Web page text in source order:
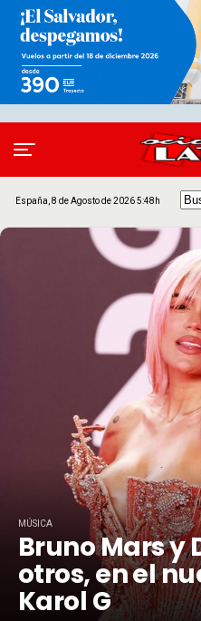
España, 8 de Agosto de 2026 5:48h
MÚSICA
Bruno Mars y
otros, en el
Karol G